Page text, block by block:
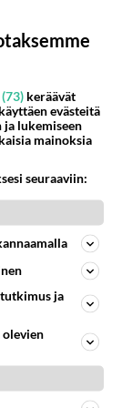
Uusi draamasarja järkyttävästä tapauksesta on tulossa. Tositapahtumiin perustuva sarja ammentaa vuoden 1986 Mikkelin pan
741
Iäkäs Jämsäläinen mies kuoli poliisiautoon matkalla Jyväskylän putkaan
Iäkäs vanhus humalassa niin huonossa kunnossa, ettei pystynyt huolehtimaan itsestään niin ainoa apu sillä hetkellä oli
726
55
47
644
613
33
keräävät
evästeitä
lukemiseen
mainoksia
seuraaviin:
ja